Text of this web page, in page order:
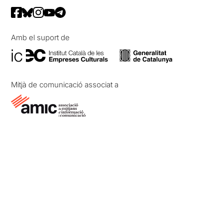
Amb el suport de
Mitjà de comunicació associat a